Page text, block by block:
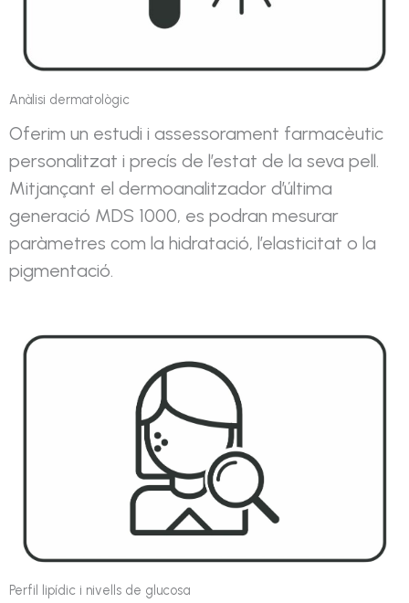
Anàlisi dermatològic
Oferim un estudi i assessorament farmacèutic
personalitzat i precís de l’estat de la seva pell.
Mitjançant el dermoanalitzador d’última
generació MDS 1000, es podran mesurar
paràmetres com la hidratació, l’elasticitat o la
pigmentació.
Perfil lipídic i nivells de glucosa